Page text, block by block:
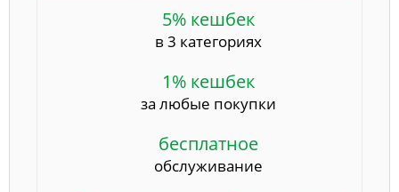
5% кешбек
в 3 категориях
1% кешбек
за любые покупки
бесплатное
обслуживание